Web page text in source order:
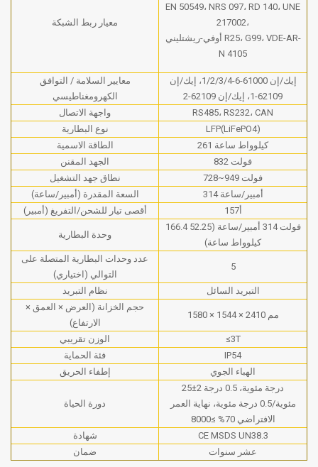
معيار ربط الشبكة
EN 50549، NRS 097، RD 140، UNE
217002،
أوفي-ريشتليني R25، G99، VDE-AR-
N 4105
معايير السلامة / التوافق
الكهرومغناطيسي
إيك/إن 61000-6-1/2/3/4، إيك/إن
62109-1، إيك/إن 62109-2
واجهة الاتصال
RS485، RS232، CAN
نوع البطارية
LFP(LiFePO4)
الطاقة الاسمية
261 كيلوواط ساعة
الجهد المقنن
832 فولت
نطاق جهد التشغيل
728~949 فولت
السعة المقدرة (أمبير/ساعة)
314 أمبير/ساعة
أقصى تيار للشحن/التفريغ (أمبير)
157أ
وحدة البطارية
166.4 فولت 314 أمبير/ساعة (52.25
كيلوواط ساعة)
عدد وحدات البطارية المتصلة على
التوالي (اختياري)
5
نظام التبريد
التبريد السائل
حجم الخزانة (العرض × العمق ×
الارتفاع)
1580 × 1544 × 2410 مم
الوزن تقريبي
≤3T
فئة الحماية
IP54
إطفاء الحريق
الهباء الجوي
دورة الحياة
25±2 درجة مئوية، 0.5 درجة
مئوية/0.5 درجة مئوية، نهاية العمر
الافتراضي 70% ≥8000
شهادة
CE MSDS UN38.3
ضمان
عشر سنوات